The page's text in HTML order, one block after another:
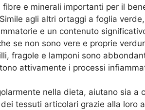
fibre e minerali importanti per il
agli altri ortaggi a foglia
e un contenuto
se non sono vere e proprie
fragole e lamponi sono
attivamente i processi
nella dieta, aiutano sia a
tessuti articolari grazie alla loro